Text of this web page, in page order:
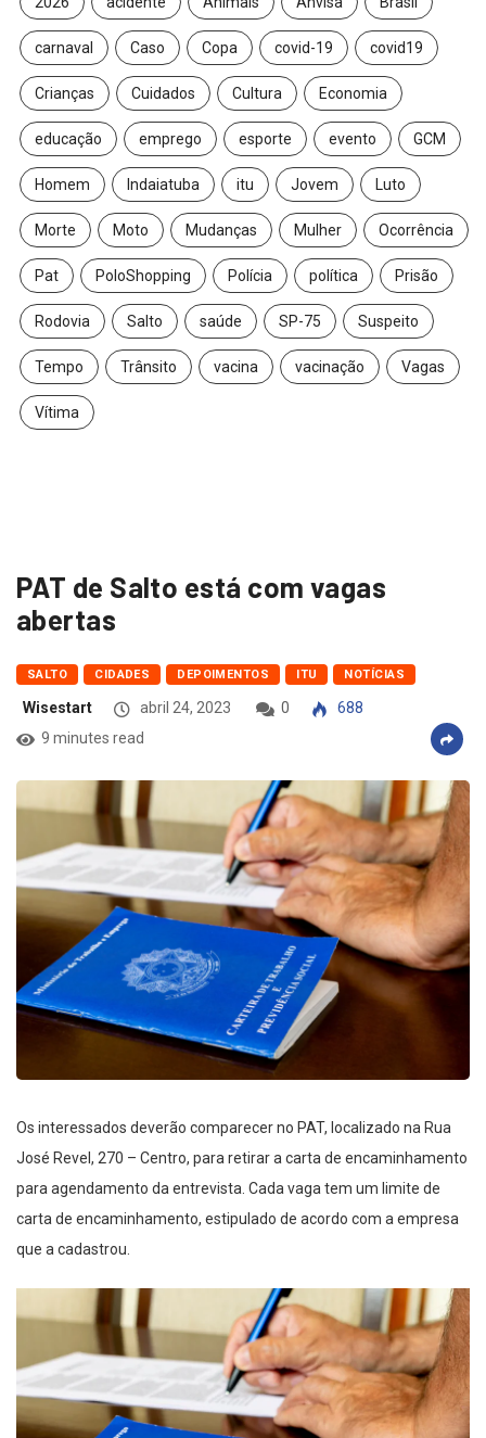
carnaval Caso Copa covid-19 covid19
Crianças Cuidados Cultura Economia
educação emprego esporte evento GCM
Homem Indaiatuba itu Jovem Luto
Morte Moto Mudanças Mulher Ocorrência
Pat PoloShopping Polícia política Prisão
Rodovia Salto saúde SP-75 Suspeito
Tempo Trânsito vacina vacinação Vagas
Vítima
PAT de Salto está com vagas
abertas
SALTO CIDADES DEPOIMENTOS ITU NOTÍCIAS
Wisestart abril 24, 2023 0
688
9 minutes read
Os interessados deverão comparecer no PAT, localizado na Rua
José Revel, 270 – Centro, para retirar a carta de encaminhamento
para agendamento da entrevista. Cada vaga tem um limite de
carta de encaminhamento, estipulado de acordo com a empresa
que a cadastrou.